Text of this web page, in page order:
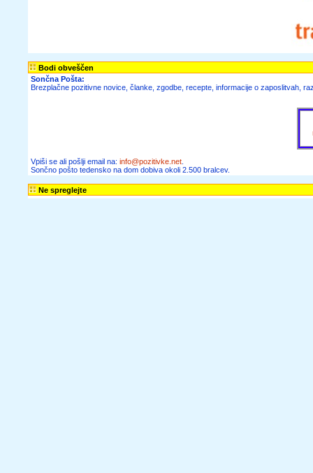
Bodi obveščen
Sončna Pošta:
Brezplačne pozitivne novice, članke, zgodbe, recepte, informacije o zaposlitvah,
Vpiši se ali pošlji email na: info@pozitivke.net
Sončno pošto tedensko na dom dobiva okoli 2.500 bralcev.
Ne spreglejte